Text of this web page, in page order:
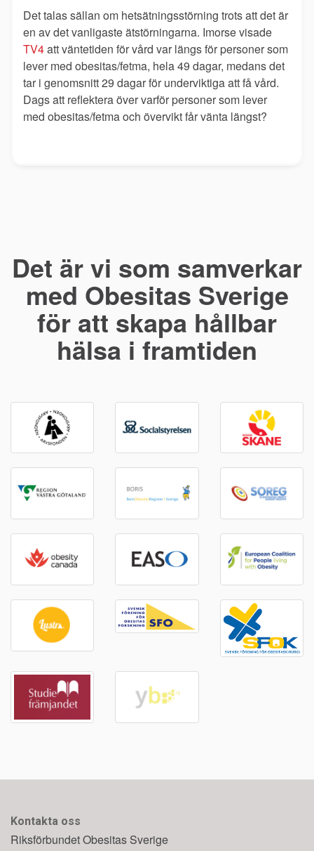
Det talas sällan om hetsätningsstörning trots att det är
en av det vanligaste ätstörningarna. Imorse visade
TV4att väntetiden för vård var längs för personer som
lever med obesitas/fetma, hela 49 dagar, medans det
tar i genomsnitt 29 dagar för underviktiga att få vård.
Dags att reflektera över varför personer som lever
med obesitas/fetma och övervikt får vänta längst?
Det är vi som samverkar
med Obesitas Sverige
för att skapa hållbar
hälsa i framtiden
Kontakta oss
Riksförbundet Obesitas Sverige